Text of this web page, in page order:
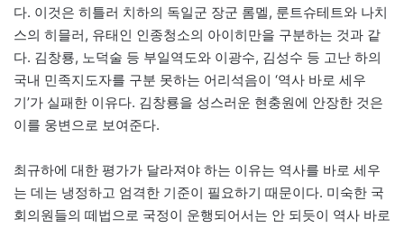
다. 이것은 히틀러 치하의 독일군 장군 롬멜, 룬트슈테트와 나치
스의 히믈러, 유태인 인종청소의 아이히만을 구분하는 것과 같
다. 김창룡, 노덕술 등 부일역도와 이광수, 김성수 등 고난 하의
국내 민족지도자를 구분 못하는 어리석음이 ‘역사 바로 세우
기’가 실패한 이유다. 김창룡을 성스러운 현충원에 안장한 것은
이를 웅변으로 보여준다.
최규하에 대한 평가가 달라져야 하는 이유는 역사를 바로 세우
는 데는 냉정하고 엄격한 기준이 필요하기 때문이다. 미숙한 국
회의원들의 떼법으로 국정이 운행되어서는 안 되듯이 역사 바로